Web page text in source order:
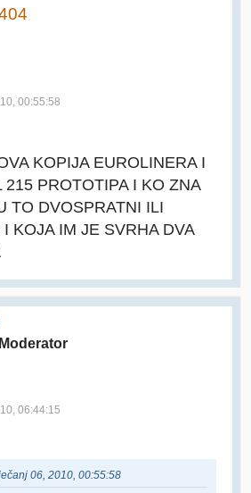
00:55:58
KOPIJA EUROLINERA I
215 PROTOTIPA I KO ZNA
TO DVOSPRATNI ILI
KOJA IM JE SVRHA DVA
06:44:15
06, 2010, 00:55:58